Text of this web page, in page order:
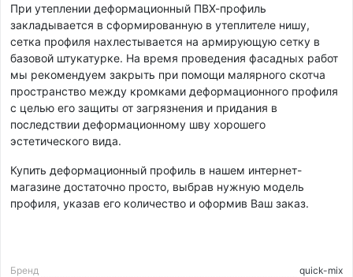
При утеплении деформационный ПВХ-профиль
закладывается в сформированную в утеплителе нишу,
сетка профиля нахлестывается на армирующую сетку в
базовой штукатурке. На время проведения фасадных работ
мы рекомендуем закрыть при помощи малярного скотча
пространство между кромками деформационного профиля
с целью его защиты от загрязнения и придания в
последствии деформационному шву хорошего
эстетического вида.
Купить деформационный профиль в нашем интернет-
магазине достаточно просто, выбрав нужную модель
профиля, указав его количество и оформив Ваш заказ.
Бренд
quick-mix